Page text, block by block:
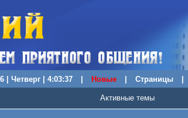
| Четверг | 4:03:38 Новые Страницы
Активные темы